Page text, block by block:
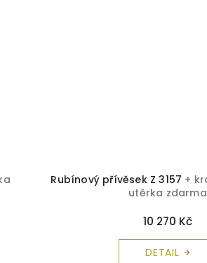
Rubínový přívěsek Z 3157 +
utěrka zdarma
10 270 Kč
DETAIL